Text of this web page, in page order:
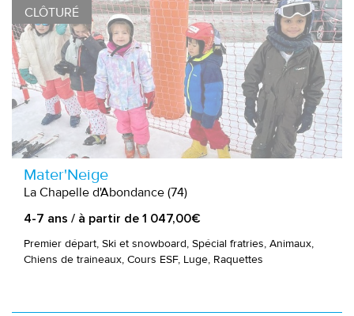
CLÔTURÉ
Mater'Neige
La Chapelle d'Abondance (74)
4-7 ans / à partir de 1 047,00€
Premier départ, Ski et snowboard, Spécial fratries, Animaux,
Chiens de traineaux, Cours ESF, Luge, Raquettes